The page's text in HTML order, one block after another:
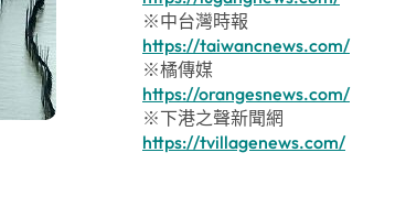
※中台灣時報
https://taiwancnews.com/
※橘傳媒
https://orangesnews.com/
※下港之聲新聞網
https://tvillagenews.com/